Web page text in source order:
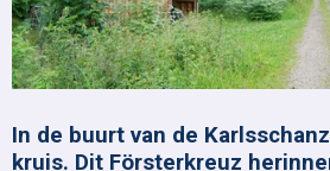
In de buurt van de
kruis. Dit Försterkreuz